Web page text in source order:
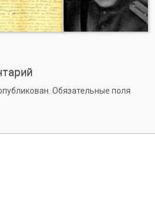
Обязательные поля